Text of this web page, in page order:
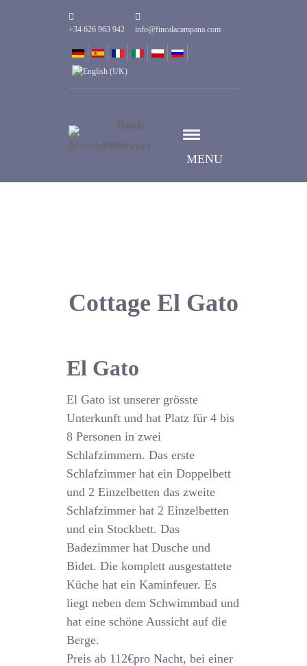
+34 626 963 942 info@fincalacampana.com
MENU
Book
now
Cottage El Gato
El Gato
El Gato ist unserer grösste
Unterkunft und hat Platz für 4 bis
8 Personen in zwei
Schlafzimmern. Das erste
Schlafzimmer hat ein Doppelbett
und 2 Einzelbetten das zweite
Schlafzimmer hat 2 Einzelbetten
und ein Stockbett. Das
Badezimmer hat Dusche und
Bidet. Die komplett ausgestattete
Küche hat ein Kaminfeuer. Es
liegt neben dem Schwimmbad und
hat eine schöne Aussicht auf die
Berge.
Preis ab 112€pro Nacht, bei einer